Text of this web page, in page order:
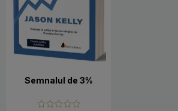
Semnalul de 3%